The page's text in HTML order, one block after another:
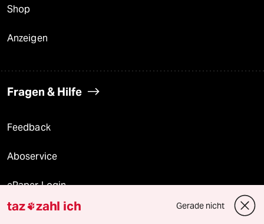
Shop
Anzeigen
Fragen & Hilfe
Feedback
Aboservice
ePaper Login
Downloads für Abonnierende
taz zahl ich Gerade nicht